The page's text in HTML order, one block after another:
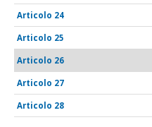
24
25
26
27
28